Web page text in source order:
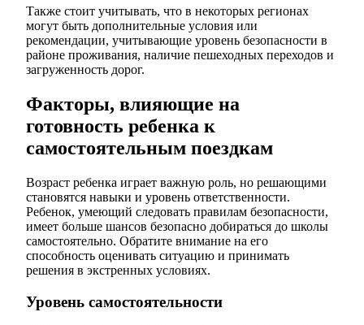
Также стоит учитывать, что в некоторых регионах
могут быть дополнительные условия или
рекомендации, учитывающие уровень безопасности в
районе проживания, наличие пешеходных переходов и
загруженность дорог.
Факторы, влияющие на
готовность ребенка к
самостоятельным поездкам
Возраст ребенка играет важную роль, но решающими
становятся навыки и уровень ответственности.
Ребенок, умеющий следовать правилам безопасности,
имеет больше шансов безопасно добираться до школы
самостоятельно. Обратите внимание на его
способность оценивать ситуацию и принимать
решения в экстренных условиях.
Уровень самостоятельности